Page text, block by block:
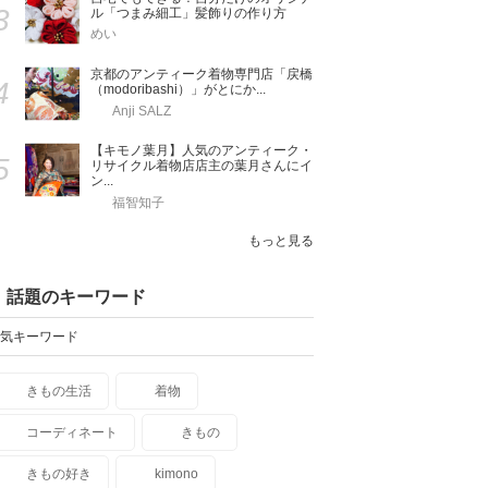
ル「つまみ細工」髪飾りの作り方
めい
京都のアンティーク着物専門店「戻橋
（modoribashi）」がとにか...
Anji SALZ
【キモノ葉月】人気のアンティーク・
リサイクル着物店店主の葉月さんにイ
ン...
福智知子
もっと見る
話題のキーワード
キーワード
きもの生活 着物
コーディネート きもの
きもの好き kimono